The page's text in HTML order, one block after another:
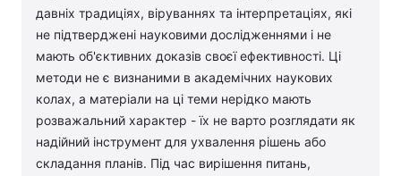
Здоров'я Туризм
Цікавинки Погода
Екологія Регіони
Лонгріди
давніх традиціях, віруваннях та інтерпретаціях, які
не підтверджені науковими дослідженнями і не
мають об'єктивних доказів своєї ефективності. Ці
методи не є визнаними в академічних наукових
колах, а матеріали на ці теми нерідко мають
розважальний характер - їх не варто розглядати як
надійний інструмент для ухвалення рішень або
складання планів. Під час вирішення питань,